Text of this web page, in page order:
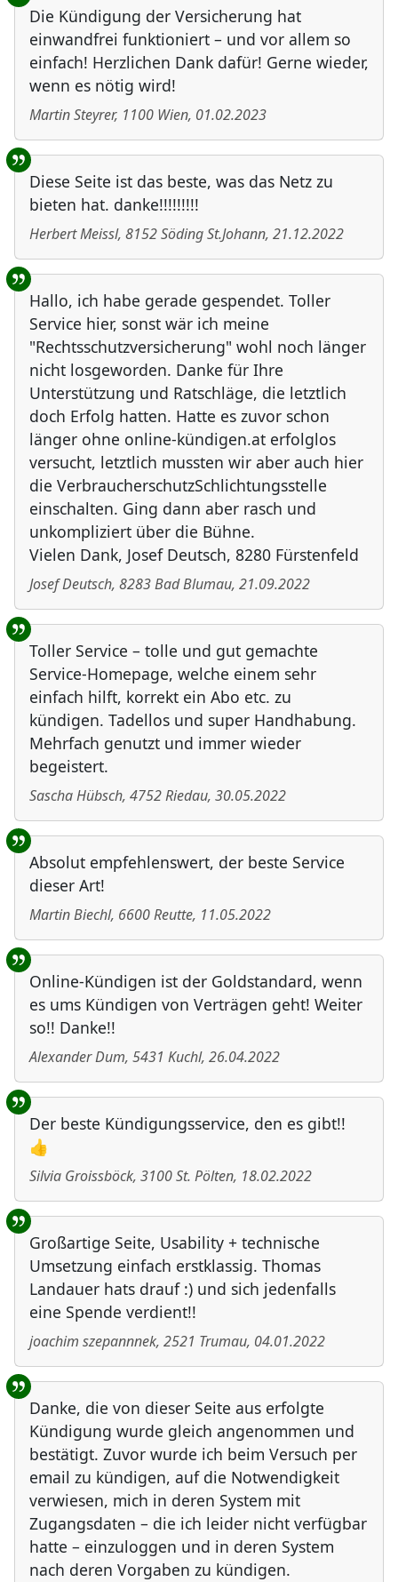
Die Kündigung der Versicherung hat
einwandfrei funktioniert – und vor allem so
einfach! Herzlichen Dank dafür! Gerne wieder,
wenn es nötig wird!
Martin Steyrer, 1100 Wien, 01.02.2023
Diese Seite ist das beste, was das Netz zu
bieten hat. danke!!!!!!!!!
Herbert Meissl, 8152Söding St.Johann, 21.12.2022
Hallo, ich habe gerade gespendet. Toller
Service hier, sonst wär ich meine
"Rechtsschutzversicherung" wohl noch länger
nicht losgeworden. Danke für Ihre
Unterstützung und Ratschläge, die letztlich
doch Erfolg hatten. Hatte es zuvor schon
länger ohne online-kündigen.at erfolglos
versucht, letztlich mussten wir aber auch hier
die VerbraucherschutzSchlichtungsstelle
einschalten. Ging dann aber rasch und
unkompliziert über die Bühne.
Vielen Dank, Josef Deutsch, 8280 Fürstenfeld
Josef Deutsch, 8283Bad Blumau, 21.09.2022
Toller Service – tolle und gut gemachte
Service-Homepage, welche einem sehr
einfach hilft, korrekt ein Abo etc. zu
kündigen. Tadellos und super Handhabung.
Mehrfach genutzt und immer wieder
begeistert.
Sascha Hübsch, 4752Riedau, 30.05.2022
Absolut empfehlenswert, der beste Service
dieser Art!
Martin Biechl, 6600Reutte, 11.05.2022
Online-Kündigen ist der Goldstandard, wenn
es ums Kündigen von Verträgen geht! Weiter
so!! Danke!!
Alexander Dum, 5431 Kuchl, 26.04.2022
Der beste Kündigungsservice, den es gibt!!
👍
Silvia Groissböck, 3100St. Pölten, 18.02.2022
Großartige Seite, Usability + technische
Umsetzung einfach erstklassig. Thomas
Landauer hats drauf :) und sich jedenfalls
eine Spende verdient!!
joachim szepannnek, 2521 Trumau, 04.01.2022
Danke, die von dieser Seite aus erfolgte
Kündigung wurde gleich angenommen und
bestätigt. Zuvor wurde ich beim Versuch per
email zu kündigen, auf die Notwendigkeit
verwiesen, mich in deren System mit
Zugangsdaten – die ich leider nicht verfügbar
hatte – einzuloggen und in deren System
nach deren Vorgaben zu kündigen.